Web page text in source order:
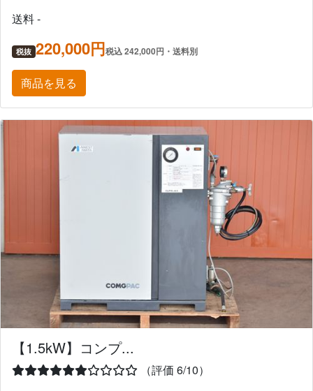
送料 -
税抜 220,000円税込 242,000円・送料別
商品を見る
【1.5kW】コンプ...
（評価 6/10）